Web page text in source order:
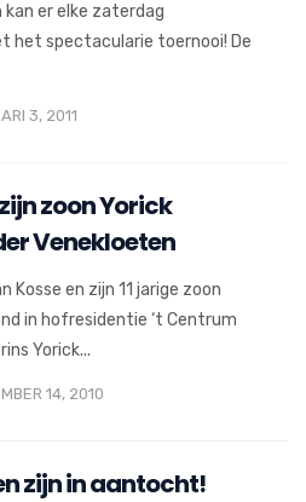
kan er elke zaterdag
het spectacularie toernooi! De
3, 2011
zoon Yorick
Venekloeten
Kosse en zijn 11 jarige zoon
in hofresidentie ‘t Centrum
Yorick...
14, 2010
zijn in aantocht!